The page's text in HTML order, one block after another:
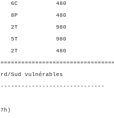
6C 480
8P 480
2T 980
5T 980
2T 480
Sud vulnérables